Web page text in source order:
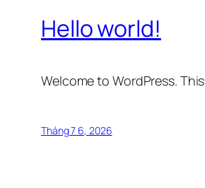
Hello world!
Welcome to WordPress.
Tháng 7 6, 2026